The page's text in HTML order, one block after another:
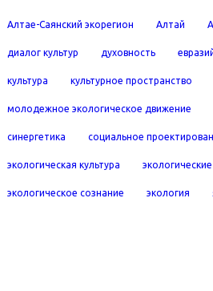
Алтае-Саянский экорегион Алтай
диалог культур духовность
культура культурное пространство
молодежное экологическое движение
синергетика социальное
экологическая культура
экологическое сознание экология